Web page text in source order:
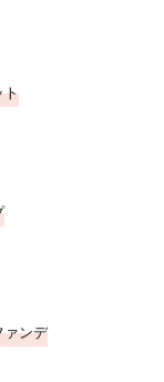
ト
ァンデ